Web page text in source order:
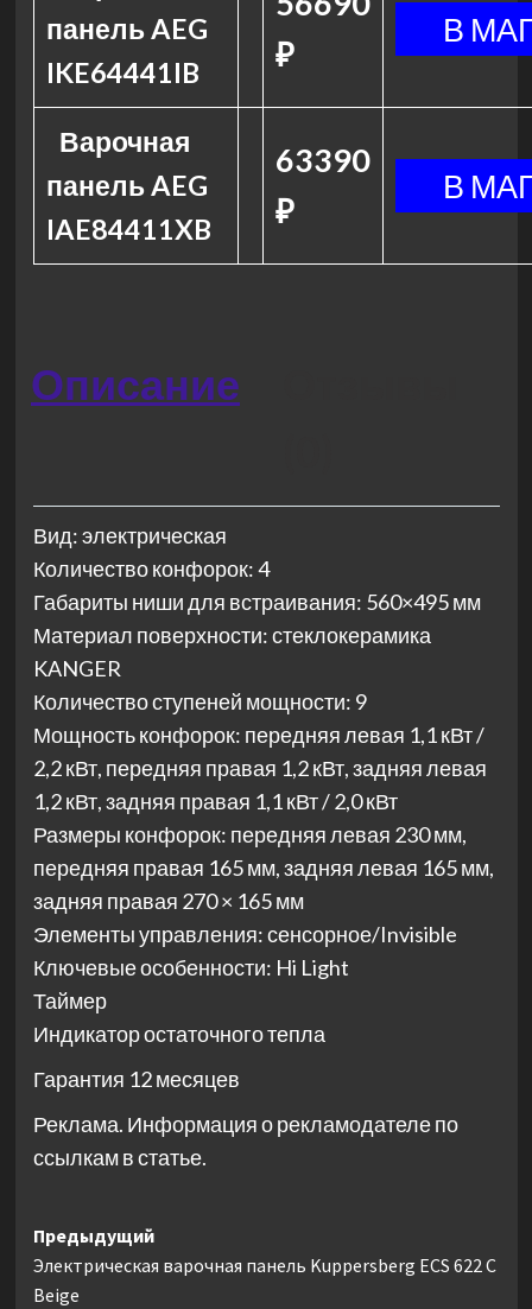
панель AEG
IKE64441IB
₽
Варочная
панель AEG
IAE84411XB
63390
₽
Описание
Вид: электрическая
Количество конфорок: 4
Габариты ниши для встраивания: 560×495 мм
Материал поверхности: стеклокерамика
KANGER
Количество ступеней мощности: 9
Мощность конфорок: передняя левая 1,1 кВт /
2,2 кВт, передняя правая 1,2 кВт, задняя левая
1,2 кВт, задняя правая 1,1 кВт / 2,0 кВт
Размеры конфорок: передняя левая 230 мм,
передняя правая 165 мм, задняя левая 165 мм,
задняя правая 270 × 165 мм
Элементы управления: сенсорное/Invisible
Ключевые особенности: Hi Light
Таймер
Индикатор остаточного тепла
Гарантия 12 месяцев
Реклама. Информация о рекламодателе по
ссылкам в статье.
Навигация
записи
Предыдущий
Электрическая варочная панель Kuppersberg ECS 622 C
Beige